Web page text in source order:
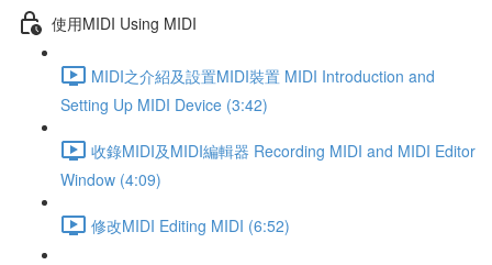
使用MIDI Using MIDI
MIDI之介紹及設置MIDI裝置 MIDI Introduction and
Setting Up MIDI Device (3:42)
收錄MIDI及MIDI編輯器 Recording MIDI and MIDI Editor
Window (4:09)
修改MIDI Editing MIDI (6:52)